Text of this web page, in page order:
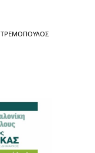
ΤΡΕΜΌΠΟΥΛΟΣ